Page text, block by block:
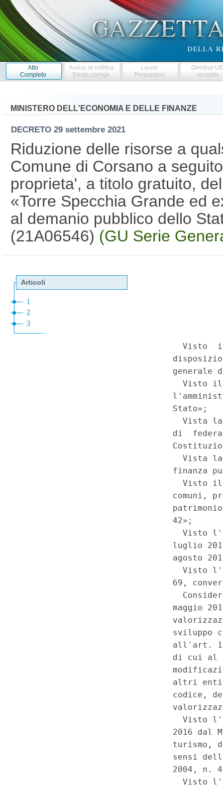
Atto
Completo
Avviso di rettifica
Errata corrige
Lavori
Preparatori
Direttive
recepite
MINISTERO DELL'ECONOMIA E DELLE FINANZE
DECRETO 29 settembre 2021
Riduzione delle risorse a
Comune di Corsano a
proprieta', a titolo gratuito,
«Torre Specchia Grande ed
al demanio pubblico dello
(21A06546) (GU Serie